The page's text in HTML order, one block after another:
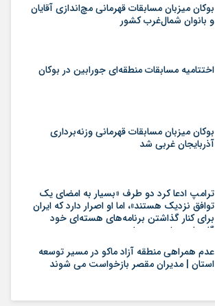
بوکان میزبان مسابقات قهرمانی مچ‌اندازی آقایان
و بانوان شمال‌غرب کشور
اختتامیه مسابقات منطقه‌ای جورابین در بوکان
بوکان میزبان مسابقات قهرمانی وزنه‌برداری
آذربایجان غربی شد
ترامپ ادعا کرد دو طرف «بسیار به امضای یک
توافق نزدیک هستند»، اما او اصرار دارد که ایران
برای کنار گذاشتن برنامه‌های هسته‌ای خود
گام‌های بیشتری بردارد
عدم همراهی منطقه آزاد ماکو در مسیر توسعه
استان | مدیران مقصر بازخواست می شوند